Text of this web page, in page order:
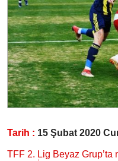
Tarih : 15 Şubat 2020
TFF 2. Lig Beyaz